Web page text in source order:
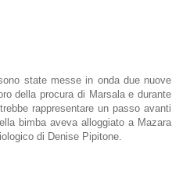
state messe in onda due nuove
della procura di Marsala e durante
rappresentare un passo avanti
bimba aveva alloggiato a Mazara
di Denise Pipitone.